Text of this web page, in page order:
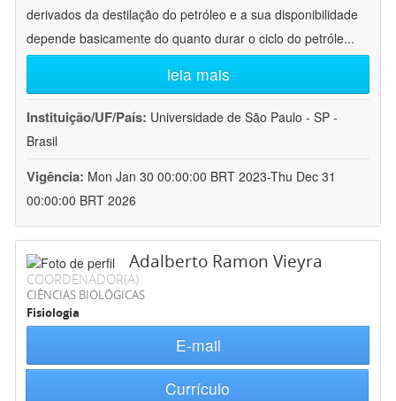
derivados da destilação do petróleo e a sua disponibilidade
depende basicamente do quanto durar o ciclo do petróle...
leia mais
Instituição/UF/País: Universidade de São Paulo - SP -
Brasil
Vigência: Mon Jan 30 00:00:00 BRT 2023-Thu Dec 31
00:00:00 BRT 2026
Adalberto Ramon Vieyra
COORDENADOR(A)
CIÊNCIAS BIOLÓGICAS
Fisiologia
E-mail
Currículo